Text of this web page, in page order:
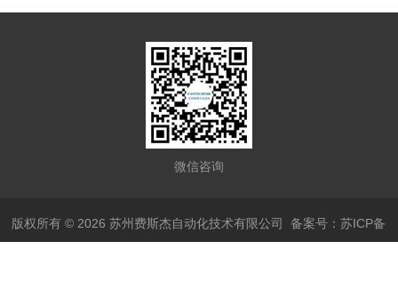
微信咨询
版权所有 © 2026 苏州费斯杰自动化技术有限公司备案号：苏ICP备